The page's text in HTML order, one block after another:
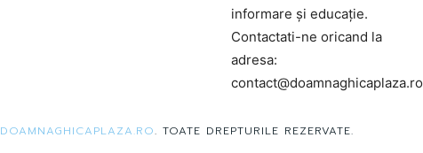
informare și educație.
Contactati-ne oricand la
adresa:
contact@doamnaghicaplaza.ro
DOAMNAGHICAPLAZA.RO. TOATE DREPTURILE REZERVATE.